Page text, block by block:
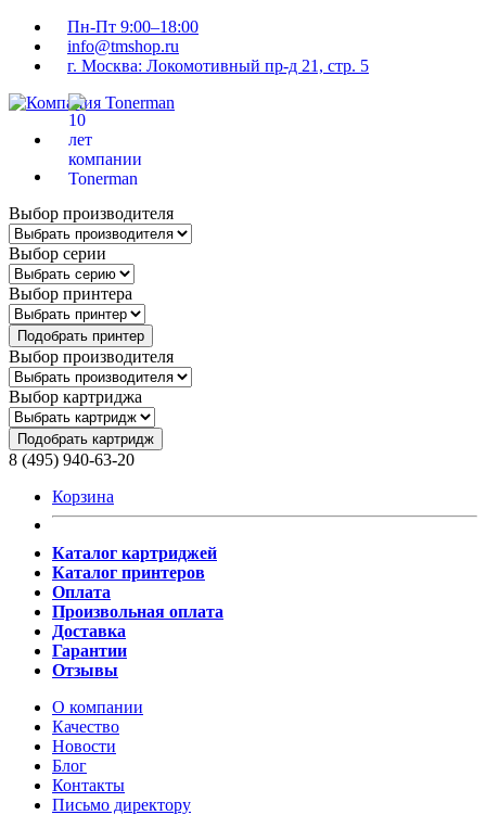
Пн-Пт 9:00–18:00
info@tmshop.ru
г. Москва: Локомотивный пр-д 21, стр. 5
Выбор производителя
Выбор серии
Выбор принтера
Подобрать принтер
Выбор производителя
Выбор картриджа
Подобрать картридж
8 (495) 940-63-20
Корзина
Каталог картриджей
Каталог принтеров
Оплата
Произвольная оплата
Доставка
Гарантии
Отзывы
О компании
Качество
Новости
Блог
Контакты
Письмо директору